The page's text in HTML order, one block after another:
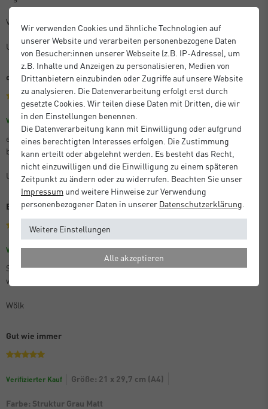
Vielen Dank dafür
Unbekannt
optisches Highlight
Verifizierter Kauf Größe: 30 x 40 cm
es ist immer wieder faszinierend zu sheen mit welcher Leichtigkeit
besondere Bilder, Rkunden, etc. weiter aufgewertet werden..........
Unbekannt
Bilderrahmen
Verifizierter Kauf Größe: 50 x 50 cm
Farbe: Struktur Schwarz Matt
Schnelle Lieferung, sehr gute Qualität und die Ware war sehr gut
verpackt. Kann die Bilderrahmen nur empfehlen.
Wölk
Gut wie immer
Verifizierter Kauf Größe: 21 x 29,7 cm (A4)
Farbe: Struktur Grau Matt
Wir verwenden Cookies und ähnliche Technologien auf
unserer Website und verarbeiten personenbezogene Daten
von Besucher:innen unserer Webseite (z.B. IP-Adresse), um
z.B. Inhalte und Anzeigen zu personalisieren, Medien von
Drittanbietern einzubinden oder Zugriffe auf unsere Website
zu analysieren. Die Datenverarbeitung erfolgt erst durch
gesetzte Cookies. Wir teilen diese Daten mit Dritten, die wir
in den Einstellungen benennen.
Die Datenverarbeitung kann mit Einwilligung oder aufgrund
eines berechtigten Interesses erfolgen. Die Zustimmung
kann erteilt oder abgelehnt werden. Es besteht das Recht,
nicht einzuwilligen und die Einwilligung zu einem späteren
Zeitpunkt zu ändern oder zu widerrufen. Beachten Sie unser
Impressum und weitere Hinweise zur Verwendung
personenbezogener Daten in unserer Daten­schutz­erklärung
Weitere Einstellungen
Alle akzeptieren